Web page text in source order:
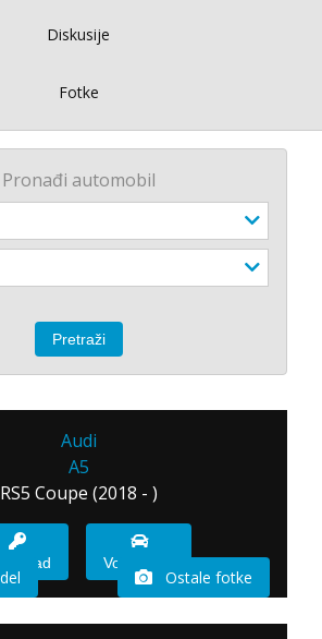
Diskusije
Fotke
Pronađi automobil
Audi
A5
RS5 Coupe (2018 - )
sad Vozio sam
Ostale fotke